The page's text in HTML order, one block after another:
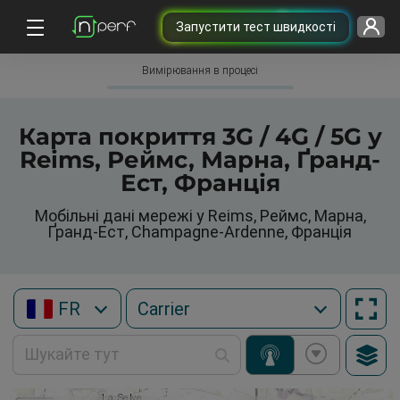
Запустити тест швидкості
Вимірювання в процесі
Карта покриття 3G / 4G / 5G у
Reims, Реймс, Марна, Ґранд-
Ест, Франція
Мобільні дані мережі у Reims, Реймс, Марна,
Ґранд-Ест, Champagne-Ardenne, Франція
FR